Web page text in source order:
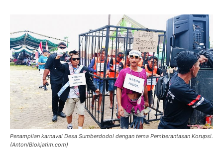
Penampilan karnaval Desa Sumberdodol dengan tema Pemberantasan Korupsi.
(Anton/Blokjatim.com)